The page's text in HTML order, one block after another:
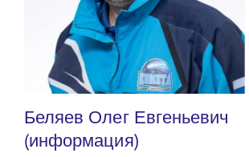
Беляев Олег Евгеньевич
(информация)